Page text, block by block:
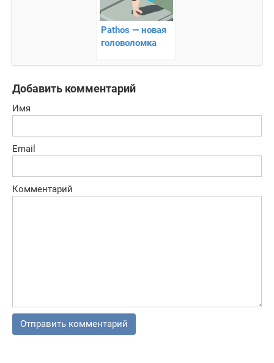
Pathos — новая
головоломка
Добавить комментарий
Имя
Email
Комментарий